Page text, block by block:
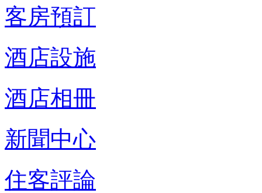
客房預訂
酒店設施
酒店相冊
新聞中心
住客評論